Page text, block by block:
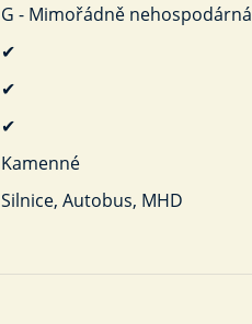
G - Mimořádně nehospodárná
✔
✔
✔
Kamenné
Silnice, Autobus, MHD